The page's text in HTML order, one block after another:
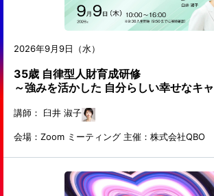
2026年9月9日（水）
35歳 自律型人財育成研修
～強みを活かした 自分らしい幸せなキ
講師： 臼井 淑子
会場：Zoom ミーティング 主催：株式会社QBO